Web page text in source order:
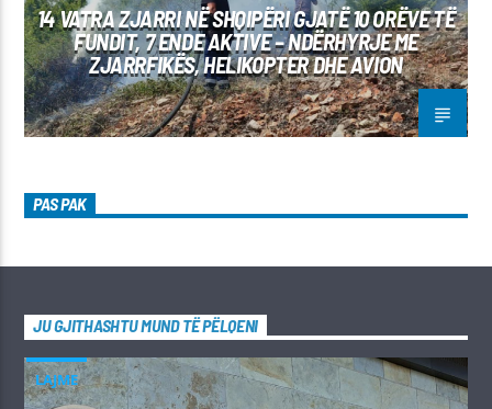
14 VATRA ZJARRI NË SHQIPËRI GJATË 10 ORËVE TË
FUNDIT, 7 ENDE AKTIVE – NDËRHYRJE ME
ZJARRFIKËS, HELIKOPTER DHE AVION
PAS PAK
JU GJITHASHTU MUND TË PËLQENI
LAJME